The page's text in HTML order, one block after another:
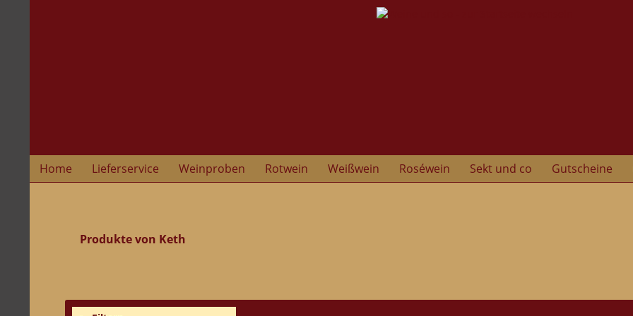
Home Lieferservice Weinproben Rotwein Weißwein Roséwein Sekt und co Gutscheine
Produkte von Keth